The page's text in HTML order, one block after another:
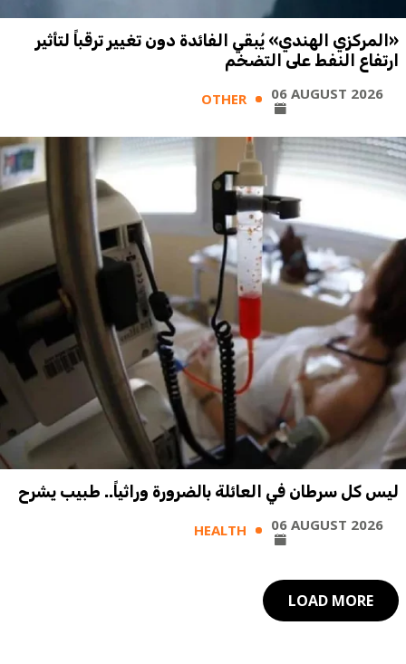
«المركزي الهندي» يُبقي الفائدة دون تغيير ترقباً لتأثير
ارتفاع النفط على التضخم
OTHER 06 AUGUST 2026
ليس كل سرطان في العائلة بالضرورة وراثياً.. طبيب يشرح
HEALTH 06 AUGUST 2026
LOAD MORE